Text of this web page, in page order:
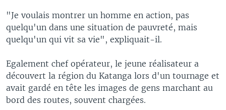
"Je voulais montrer un homme en action, pas
quelqu'un dans une situation de pauvreté, mais
quelqu'un qui vit sa vie", expliquait-il.
Egalement chef opérateur, le jeune réalisateur a
découvert la région du Katanga lors d'un tournage et
avait gardé en tête les images de gens marchant au
bord des routes, souvent chargées.